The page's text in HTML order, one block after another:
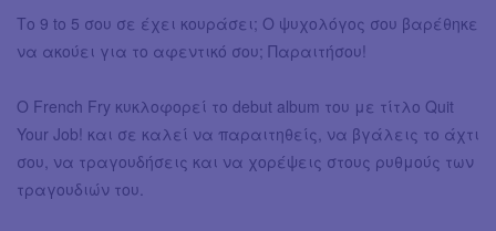
Το 9 to 5 σου σε έχει κουράσει; Ο ψυχολόγος σου βαρέθηκε
να ακούει για το αφεντικό σου; Παραιτήσου!
Ο French Fry κυκλοφορεί το debut album του με τίτλο Quit
Your Job! και σε καλεί να παραιτηθείς, να βγάλεις το άχτι
σου, να τραγουδήσεις και να χορέψεις στους ρυθμούς των
τραγουδιών του.